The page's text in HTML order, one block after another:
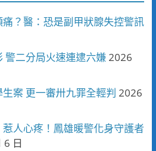
？醫：恐是副甲狀腺失控警訊
警二分局火速連逮六嫌2026
案 更一審卅九罪全輕判 2026
惹人心疼！鳳雄暖警化身守護者
6 日